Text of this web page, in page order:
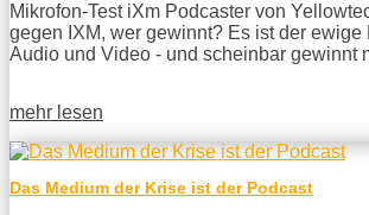
Mikrofon-Test iXm Podcaster von
gegen IXM, wer gewinnt? Es ist der ewige
Audio und Video - und scheinbar gewinnt
mehr lesen
Das Medium der Krise ist der Podcast